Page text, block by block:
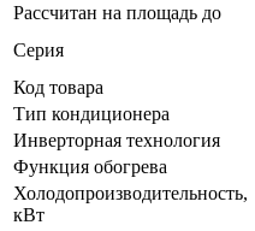
Рассчитан на площадь до
Серия
Код товара
Тип кондиционера
Инверторная технология
Функция обогрева
Холодопроизводительность,
кВт